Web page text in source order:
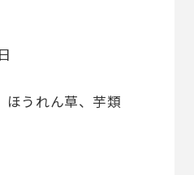
ほうれん草、芋類